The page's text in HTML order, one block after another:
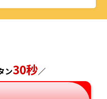
県
県
県
府
県
県
県
県
県
ン30秒／